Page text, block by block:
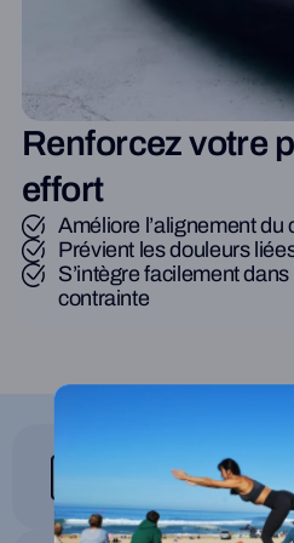
Renforcez votre
effort
Améliore l’alignement du
Prévient les douleurs
S’intègre facilement
contrainte
Fabriquée en